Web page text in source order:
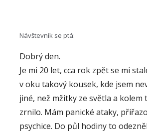
Tedy dobrá zpráva. Oční
Pokud nejsou obtíže, zpravidla
vyšetření cca po roce, záleží na
Návštevník se ptá:
Dobrý den.
Je mi 20 let, cca rok zpět se mi
v oku takový kousek, kde jsem
jiné, než mžitky ze světla a kolem
zrnilo. Mám panické ataky,
psychice. Do půl hodiny to